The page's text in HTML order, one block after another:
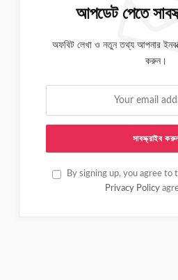
আপডেট পেতে
অফবিট লেখা ও নতুন তথ্য আপনার
করুন।
By signing up, you agree to
Privacy Policy